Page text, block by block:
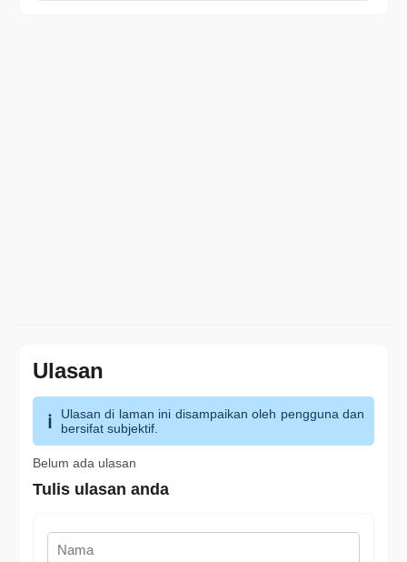
Ulasan
Ulasan di laman ini disampaikan oleh pengguna dan
bersifat subjektif.
Belum ada ulasan
Tulis ulasan anda